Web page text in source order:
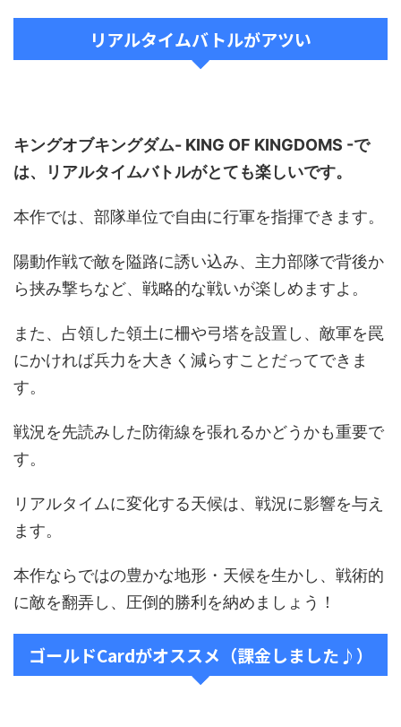
リアルタイムバトルがアツい
キングオブキングダム- KING OF KINGDOMS -で
は、リアルタイムバトルがとても楽しいです。
本作では、部隊単位で自由に行軍を指揮できます。
陽動作戦で敵を隘路に誘い込み、主力部隊で背後か
ら挟み撃ちなど、戦略的な戦いが楽しめますよ。
また、占領した領土に柵や弓塔を設置し、敵軍を罠
にかければ兵力を大きく減らすことだってできま
す。
戦況を先読みした防衛線を張れるかどうかも重要で
す。
リアルタイムに変化する天候は、戦況に影響を与え
ます。
本作ならではの豊かな地形・天候を生かし、戦術的
に敵を翻弄し、圧倒的勝利を納めましょう！
ゴールドCardがオススメ（課金しました♪）